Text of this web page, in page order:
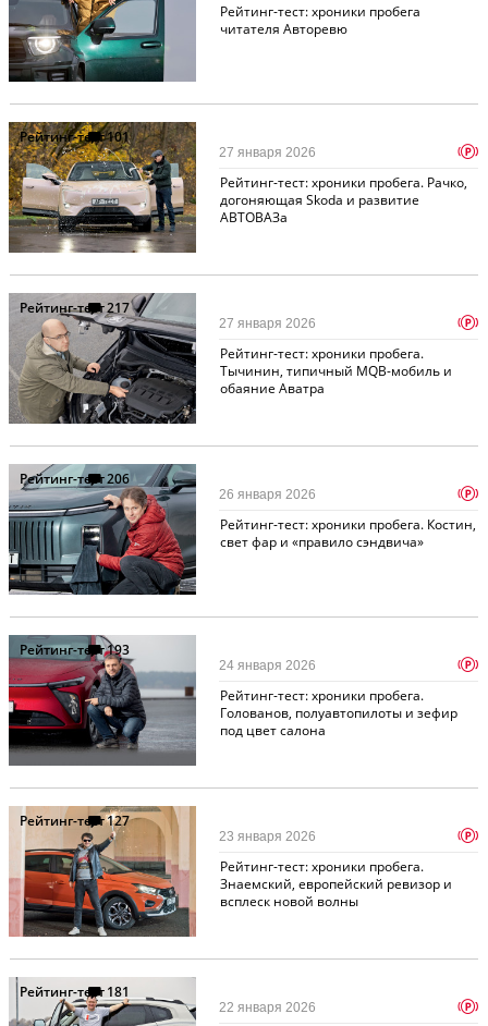
Рейтинг-тест: хроники пробега
читателя Авторевю
Рейтинг-тест101
Рейтинг-тест: хроники пробега. Рачко,
догоняющая Skoda и развитие
АВТОВАЗа
27 января 2026 p
Рейтинг-тест217
Рейтинг-тест: хроники пробега.
Тычинин, типичный MQB-мобиль и
обаяние Аватра
27 января 2026 p
Рейтинг-тест206
Рейтинг-тест: хроники пробега. Костин,
свет фар и «правило сэндвича»
26 января 2026 p
Рейтинг-тест193
Рейтинг-тест: хроники пробега.
Голованов, полуавтопилоты и зефир
под цвет салона
24 января 2026 p
Рейтинг-тест127
Рейтинг-тест: хроники пробега.
Знаемский, европейский ревизор и
всплеск новой волны
23 января 2026 p
Рейтинг-тест181
22 января 2026 p